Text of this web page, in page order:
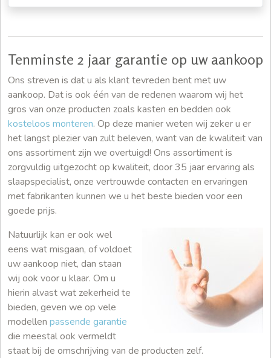
Tenminste 2 jaar garantie op uw aankoop
Ons streven is dat u als klant tevreden bent met uw
aankoop. Dat is ook één van de redenen waarom wij het
gros van onze producten zoals kasten en bedden ook
kosteloos monteren. Op deze manier weten wij zeker u er
het langst plezier van zult beleven, want van de kwaliteit van
ons assortiment zijn we overtuigd! Ons assortiment is
zorgvuldig uitgezocht op kwaliteit, door 35 jaar ervaring als
slaapspecialist, onze vertrouwde contacten en ervaringen
met fabrikanten kunnen we u het beste bieden voor een
goede prijs.
Natuurlijk kan er ook wel
eens wat misgaan, of voldoet
uw aankoop niet, dan staan
wij ook voor u klaar. Om u
hierin alvast wat zekerheid te
bieden, geven we op vele
modellen passende garantie
die meestal ook vermeldt
staat bij de omschrijving van de producten zelf.